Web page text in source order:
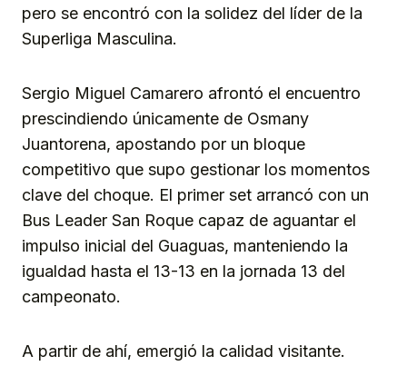
pero se encontró con la solidez del líder de la
Superliga Masculina.
Sergio Miguel Camarero afrontó el encuentro
prescindiendo únicamente de Osmany
Juantorena, apostando por un bloque
competitivo que supo gestionar los momentos
clave del choque. El primer set arrancó con un
Bus Leader San Roque capaz de aguantar el
impulso inicial del Guaguas, manteniendo la
igualdad hasta el 13-13 en la jornada 13 del
campeonato.
A partir de ahí, emergió la calidad visitante.